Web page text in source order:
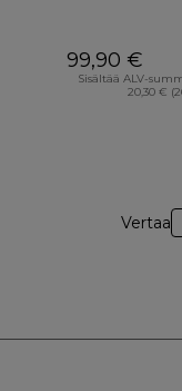
99,90 €
Sisältää ALV-
20,30 €
Vertaa